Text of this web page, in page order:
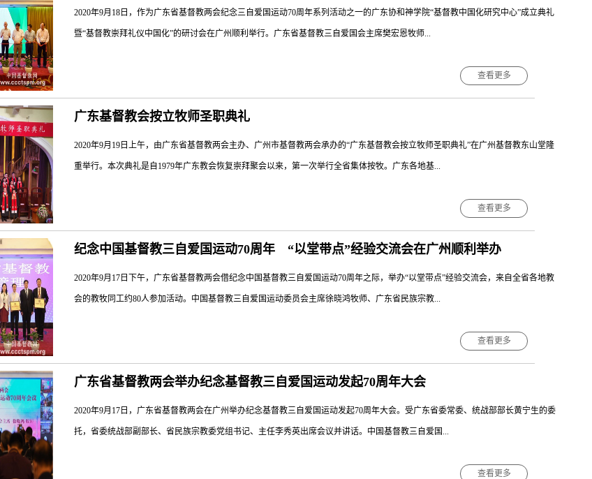
2020年9月18日，作为广东省基督教两会纪念三自爱国运动70周年系列活动之一的广东协和神学院“基督教中国化研究中心”成立典礼
暨“基督教崇拜礼仪中国化”的研讨会在广州顺利举行。广东省基督教三自爱国会主席樊宏恩牧师...
、广东省基督教协会会长郭云牧师及有关部门领导、嘉宾，以及来自广东各地教会主要负责同工近80人出席。这是广东协和神学院
致力推动和促进按三自原则办好教会、继续推进基督教中国化进程的重要举措。研究中心成立典礼由广东协和神学院院长许洁平牧
师主持。许牧师在致词中指出基督教中国化就是以圣经为依据，持守基本信仰，继承大公教会和宗教改革传统，在信仰和社会实践
中扎根中国文化沃土，践行社会主义核心价值观，在处境中传扬福音，见证基督，办好教会。基督教中国化早已成为政界、学界和
旁贷，成立基督教研究中心是顺应时代的要求，盼望本省各界人士一如既往支持神学院和研究中心的事工和发展，盼望神学院基督
教两会在讲话时强调：基督教中国化要立足基层、服务基层，以问题和目标为导向才能不断出成果。 成立典礼后举办了“基督教崇
查看更多
广东基督教会按立牧师圣职典礼
2020年9月19日上午，由广东省基督教两会主办、广州市基督教两会承办的“广东基督教会按立牧师圣职典礼”在广州基督教东山堂隆
重举行。本次典礼是自1979年广东教会恢复崇拜聚会以来，第一次举行全省集体按牧。广东各地基...
督教会的20位教牧人员接受牧师圣职。 按牧典礼由广东省基督教三自爱国会副秘书长、广州市基督教东山堂主任陈穗生牧师主
礼。按立牧师团成员包括广东省三自爱国会主席樊宏恩牧师、广东省基督教协会会长郭云牧师、广东省基督教三自爱国会常务副主
席、深圳市基督教两会主席、会长蔡博生牧师、广东省基督教三自爱国会常务副主席许洁平牧师、广东省基督教协会常务副会长雷
玉明牧师、广东省基督教三自爱国会副主席、汕头市基督教三自爱国会主席詹海烈牧师、广东省基督教三自爱国会副主席黄影新牧
当、有圣洁、为群羊、为教会发展作出奉献的好器皿 . 按立仪式由樊宏恩牧师主持 牧师团向新牧师施行按手礼并授予圣
查看更多
纪念中国基督教三自爱国运动70周年 “以堂带点”经验交流会在广州顺利举办
2020年9月17日下午，广东省基督教两会借纪念中国基督教三自爱国运动70周年之际，举办“以堂带点”经验交流会，来自全省各地教
会的教牧同工约80人参加活动。中国基督教三自爱国运动委员会主席徐晓鸿牧师、广东省民族宗教...
事务委员会和广州市民族宗教事务局相关领导到会指导。会议由广东省基督教协会会长郭云牧师主持。来自广州、中山两地教会的
负责同工介绍了“以堂带点”工作经验，并实地考察了广州基督教青龙坊聚会点和敦和聚会点，对部分教会“以堂带点”工作表现突
出、成效显著的教堂、聚会点予以表彰。广东省基督教三自爱国会主席樊宏恩牧师在讲话中总结了广东教会通过分类治理、建立长
效管理机制的做法，实现“以堂带点”工作标本兼治。徐晓鸿牧师在讲话中指出，私设聚会点问题是当前基督教领域的热点和难点，
视，务必认真学习贯彻习近平总书记在全国宗教工作会议上的讲话精神，牢固树立爱国爱教意识，不断提高教会工作的法治化水
查看更多
广东省基督教两会举办纪念基督教三自爱国运动发起70周年大会
2020年9月17日，广东省基督教两会在广州举办纪念基督教三自爱国运动发起70周年大会。受广东省委常委、统战部部长黄宁生的委
托，省委统战部副部长、省民族宗教委党组书记、主任李秀英出席会议并讲话。中国基督教三自爱国...
查看更多